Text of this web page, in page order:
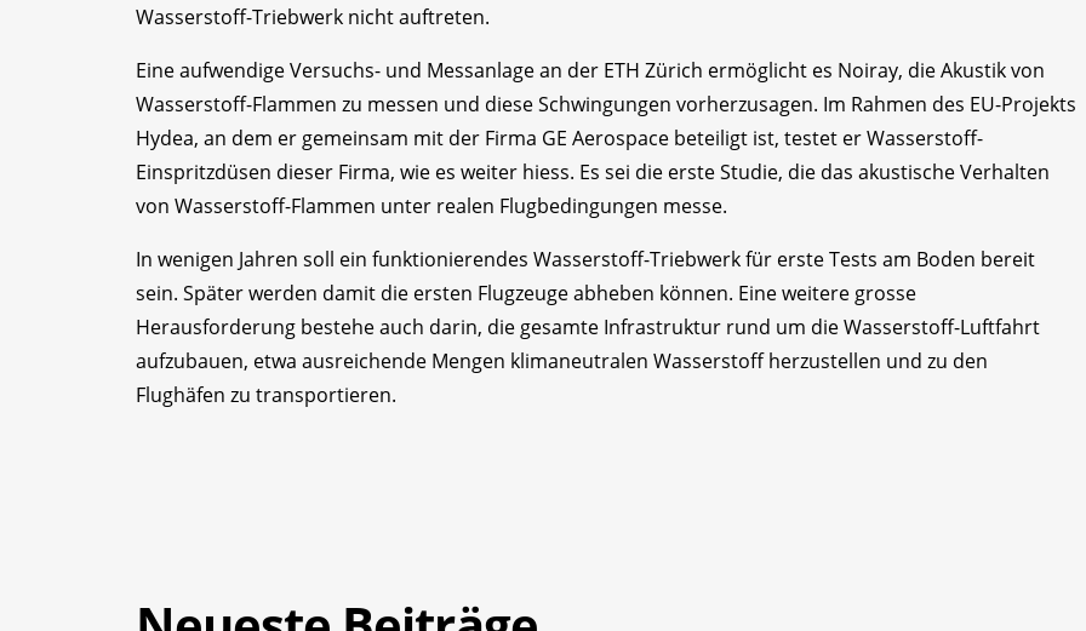
Wasserstoff-Triebwerk nicht auftreten.
Eine aufwendige Versuchs- und Messanlage an der ETH Zürich ermöglicht es Noiray, die Akustik von
Wasserstoff-Flammen zu messen und diese Schwingungen vorherzusagen. Im Rahmen des EU-Projekts
Hydea, an dem er gemeinsam mit der Firma GE Aerospace beteiligt ist, testet er Wasserstoff-
Einspritzdüsen dieser Firma, wie es weiter hiess. Es sei die erste Studie, die das akustische Verhalten
von Wasserstoff-Flammen unter realen Flugbedingungen messe.
In wenigen Jahren soll ein funktionierendes Wasserstoff-Triebwerk für erste Tests am Boden bereit
sein. Später werden damit die ersten Flugzeuge abheben können. Eine weitere grosse
Herausforderung bestehe auch darin, die gesamte Infrastruktur rund um die Wasserstoff-Luftfahrt
aufzubauen, etwa ausreichende Mengen klimaneutralen Wasserstoff herzustellen und zu den
Flughäfen zu transportieren.